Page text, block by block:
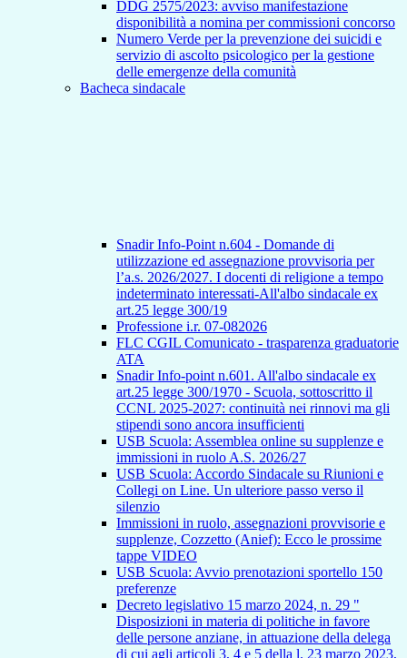
DDG 2575/2023: avviso manifestazione
disponibilità a nomina per commissioni concorso
Numero Verde per la prevenzione dei suicidi e
servizio di ascolto psicologico per la gestione
delle emergenze della comunità
Bacheca sindacale
Snadir Info-Point n.604 - Domande di
utilizzazione ed assegnazione provvisoria per
l’a.s. 2026/2027. I docenti di religione a tempo
indeterminato interessati-All'albo sindacale ex
art.25 legge 300/19
Professione i.r. 07-082026
FLC CGIL Comunicato - trasparenza graduatorie
ATA
Snadir Info-point n.601. All'albo sindacale ex
art.25 legge 300/1970 - Scuola, sottoscritto il
CCNL 2025-2027: continuità nei rinnovi ma gli
stipendi sono ancora insufficienti
USB Scuola: Assemblea online su supplenze e
immissioni in ruolo A.S. 2026/27
USB Scuola: Accordo Sindacale su Riunioni e
Collegi on Line. Un ulteriore passo verso il
silenzio
Immissioni in ruolo, assegnazioni provvisorie e
supplenze, Cozzetto (Anief): Ecco le prossime
tappe VIDEO
USB Scuola: Avvio prenotazioni sportello 150
preferenze
Decreto legislativo 15 marzo 2024, n. 29 "
Disposizioni in materia di politiche in favore
delle persone anziane, in attuazione della delega
di cui agli articoli 3, 4 e 5 della l. 23 marzo 2023,